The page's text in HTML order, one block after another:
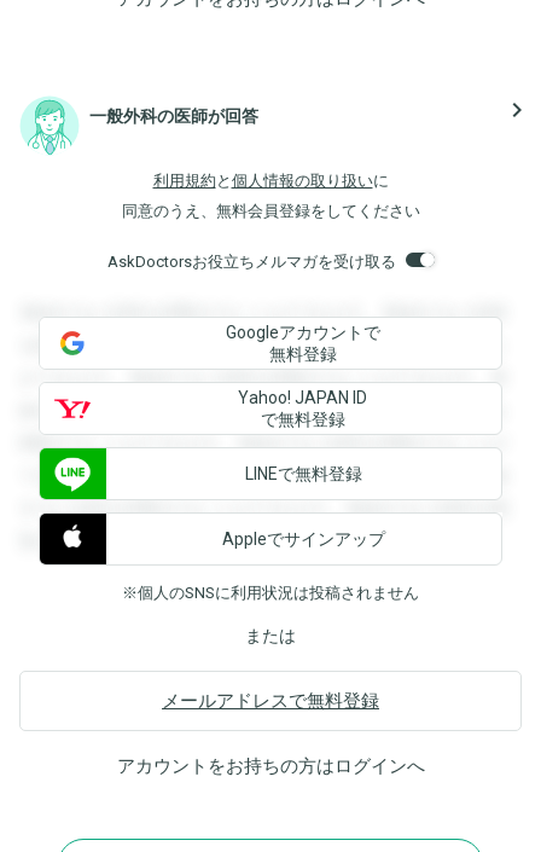
一般外科の医師が回答 navigate_next
利用規約 と 個人情報の取り扱いに
同意のうえ、無料会員登録をしてください
AskDoctorsお役立ちメルマガを受け取る
登録すると回答を閲覧することができます。登録すると回答
を閲覧することができます。登録すると回答を閲覧すること
ができます。登録すると回答を閲覧することができます。登
録すると回答を閲覧することができます。登録すると回答を
閲覧することができます。登録すると回答を閲覧することが
できます。登録すると回答を閲覧することができます。登録
すると回答を閲覧することができます。登録すると回答を閲
覧することができます。
Googleアカウントで
無料登録
Yahoo! JAPAN ID
で無料登録
LINEで無料登録
Appleでサインアップ
※個人のSNSに利用状況は投稿されません
または
メールアドレスで無料登録
アカウントをお持ちの方はログインへ